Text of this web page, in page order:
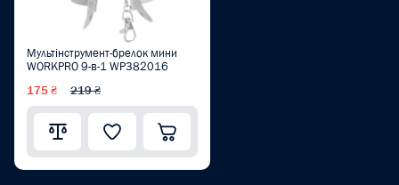
Мультінструмент-брелок мини
WORKPRO 9-в-1 WP382016
175 ₴ 219 ₴